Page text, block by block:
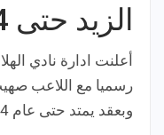
الزيد حتى 2024
أعلنت ادارة نادي
رسميا مع اللاعب
وبعقد يمتد حتى عام 2024 .